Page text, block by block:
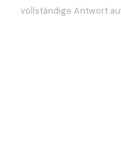
vollständige Antwort